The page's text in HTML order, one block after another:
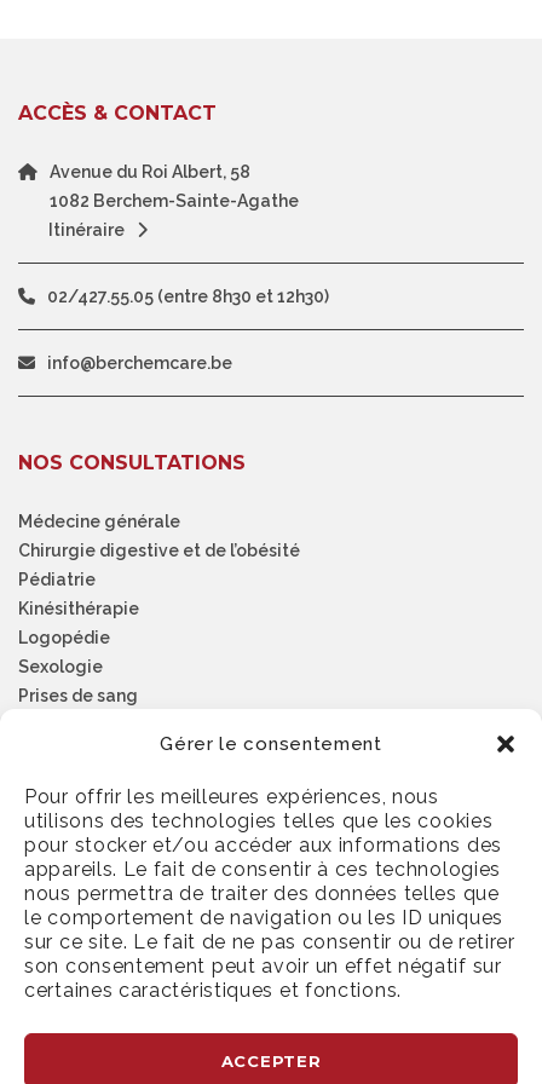
Gérer le consentement
Pour offrir les meilleures expériences, nous
utilisons des technologies telles que les cookies
pour stocker et/ou accéder aux informations des
appareils. Le fait de consentir à ces technologies
nous permettra de traiter des données telles que
le comportement de navigation ou les ID uniques
sur ce site. Le fait de ne pas consentir ou de retirer
son consentement peut avoir un effet négatif sur
certaines caractéristiques et fonctions.
ACCEPTER
ACCÈS & CONTACT
Avenue du Roi Albert, 58
1082 Berchem-Sainte-Agathe
Itinéraire
02/427.55.05 (entre 8h30 et 12h30)
info@berchemcare.be
NOS CONSULTATIONS
Médecine générale
Chirurgie digestive et de l’obésité
Pédiatrie
Kinésithérapie
Logopédie
Sexologie
Prises de sang
NUMÉROS D’URGENCE
Médecins de garde
Pharmarcie de garde
Dentistes de garde
Ambulance
Centre antipoison